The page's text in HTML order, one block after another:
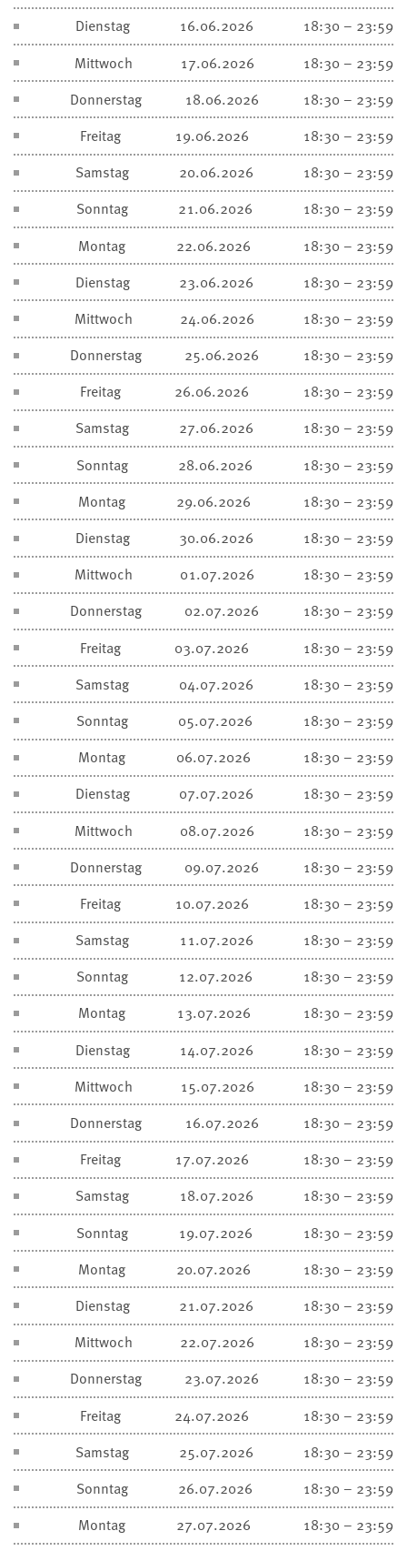
Dienstag
16.06.2026
18:30 – 23:59
Mittwoch
17.06.2026
18:30 – 23:59
Donnerstag
18.06.2026
18:30 – 23:59
Freitag
19.06.2026
18:30 – 23:59
Samstag
20.06.2026
18:30 – 23:59
Sonntag
21.06.2026
18:30 – 23:59
Montag
22.06.2026
18:30 – 23:59
Dienstag
23.06.2026
18:30 – 23:59
Mittwoch
24.06.2026
18:30 – 23:59
Donnerstag
25.06.2026
18:30 – 23:59
Freitag
26.06.2026
18:30 – 23:59
Samstag
27.06.2026
18:30 – 23:59
Sonntag
28.06.2026
18:30 – 23:59
Montag
29.06.2026
18:30 – 23:59
Dienstag
30.06.2026
18:30 – 23:59
Mittwoch
01.07.2026
18:30 – 23:59
Donnerstag
02.07.2026
18:30 – 23:59
Freitag
03.07.2026
18:30 – 23:59
Samstag
04.07.2026
18:30 – 23:59
Sonntag
05.07.2026
18:30 – 23:59
Montag
06.07.2026
18:30 – 23:59
Dienstag
07.07.2026
18:30 – 23:59
Mittwoch
08.07.2026
18:30 – 23:59
Donnerstag
09.07.2026
18:30 – 23:59
Freitag
10.07.2026
18:30 – 23:59
Samstag
11.07.2026
18:30 – 23:59
Sonntag
12.07.2026
18:30 – 23:59
Montag
13.07.2026
18:30 – 23:59
Dienstag
14.07.2026
18:30 – 23:59
Mittwoch
15.07.2026
18:30 – 23:59
Donnerstag
16.07.2026
18:30 – 23:59
Freitag
17.07.2026
18:30 – 23:59
Samstag
18.07.2026
18:30 – 23:59
Sonntag
19.07.2026
18:30 – 23:59
Montag
20.07.2026
18:30 – 23:59
Dienstag
21.07.2026
18:30 – 23:59
Mittwoch
22.07.2026
18:30 – 23:59
Donnerstag
23.07.2026
18:30 – 23:59
Freitag
24.07.2026
18:30 – 23:59
Samstag
25.07.2026
18:30 – 23:59
Sonntag
26.07.2026
18:30 – 23:59
Montag
27.07.2026
18:30 – 23:59